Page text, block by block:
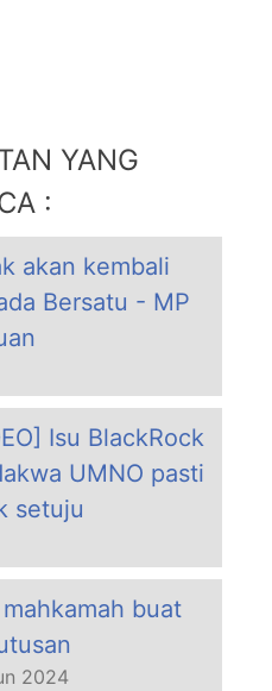
YANG
:
akan kembali
Bersatu - MP
Isu BlackRock
UMNO pasti
setuju
buat
2024